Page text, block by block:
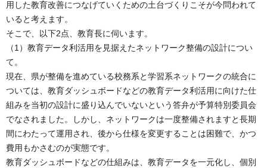
用した教育改善につなげていくための土台づくりこそが今問われて
いると考えます。
そこで、以下2点、教育長に伺います。
（1）教育データ利活用を見据えたネットワーク整備の設計につい
て。
現在、県が整備を進めている校務系と学習系ネットワークの統合に
ついては、教育ダッシュボードなどの教育データ利活用に向けた仕
組みを当初の設計に盛り込んでいないという答弁が予算特別委員会
でなされました。しかし、ネットワークは一度整備されますと長期
間にわたって運用され、後から仕様を変更することは困難で、かつ
費用もかさむのが実態です。
教育ダッシュボードなどの仕組みは、教育データを一元化し、個別